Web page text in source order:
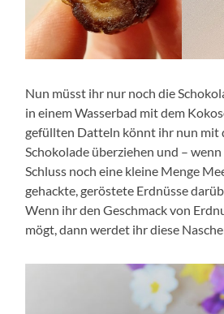
Nun müsst ihr nur noch die
in einem Wasserbad mit dem
gefüllten Datteln könnt ihr nun mit
Schokolade überziehen und –
Schluss noch eine kleine Menge
gehackte, geröstete Erdnüsse
Wenn ihr den Geschmack von
mögt, dann werdet ihr diese